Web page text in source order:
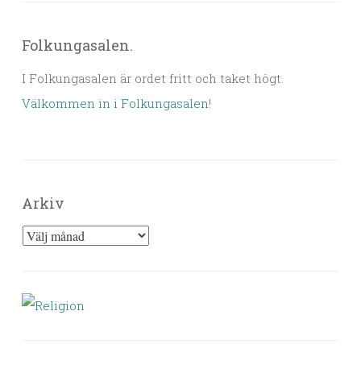
Folkungasalen.
I Folkungasalen är ordet fritt och taket högt.
Välkommen in i Folkungasalen!
Arkiv
Arkiv